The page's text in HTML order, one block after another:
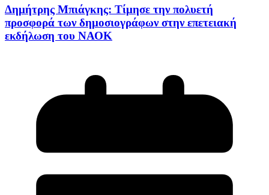
Δημήτρης Μπιάγκης: Τίμησε την πολυετή
προσφορά των δημοσιογράφων στην επετειακή
εκδήλωση του ΝΑΟΚ